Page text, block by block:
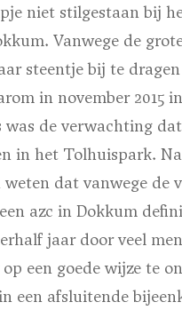
niet stilgestaan bij
Vanwege de
steentje bij te
in november
was de verwachting
in het Tolhuispark.
dat vanwege
azc in Dokkum
jaar door veel
een goede wijze te
een afsluitende